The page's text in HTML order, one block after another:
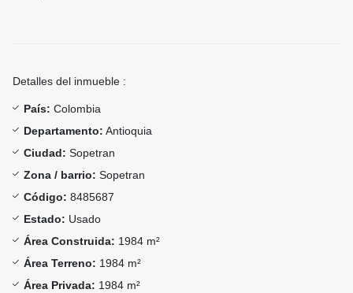
Detalles del inmueble :
País: Colombia
Departamento: Antioquia
Ciudad: Sopetran
Zona / barrio: Sopetran
Código: 8485687
Estado: Usado
Área Construida: 1984 m²
Área Terreno: 1984 m²
Área Privada: 1984 m²